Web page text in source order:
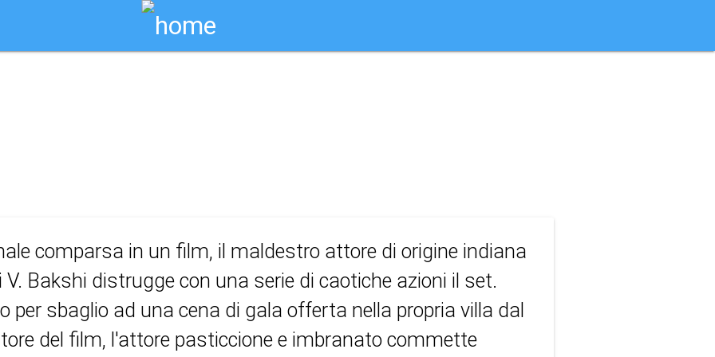
comparsa in un film, il maldestro attore di origine indiana
V. Bakshi distrugge con una serie di caotiche azioni il set.
per sbaglio ad una cena di gala offerta nella propria villa dal
del film, l'attore pasticcione e imbranato commette